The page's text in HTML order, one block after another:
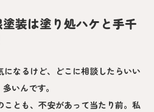
装は塗り処ハケと手千
なるけど、どこに相談したらいい
いんです。
とも、不安があって当たり前。私